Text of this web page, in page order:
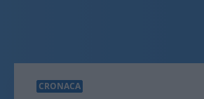
CRONACA